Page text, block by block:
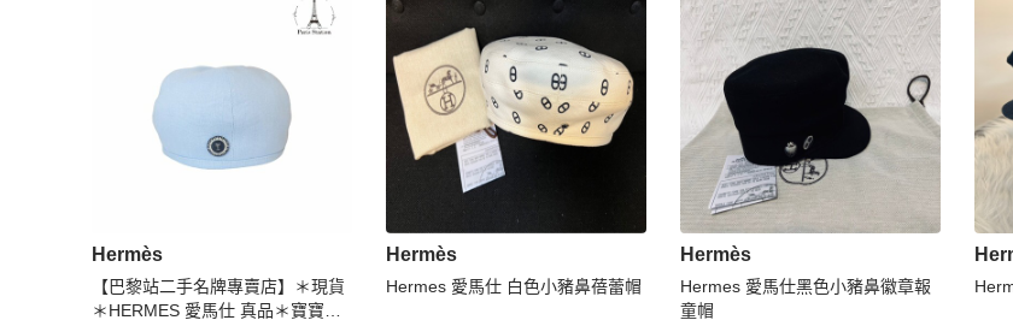
Hermès
【巴黎站二手名牌專賣店】＊現貨
＊HERMES 愛馬仕 真品＊寶寶藍
Hermès
Hermes 愛馬仕 白色小豬鼻蓓蕾帽
Hermès
Hermes 愛馬仕黑色小豬鼻徽章報
童帽